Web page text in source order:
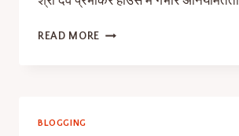
READ MORE
BLOGGING